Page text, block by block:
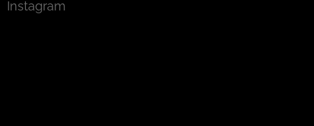
Instagram